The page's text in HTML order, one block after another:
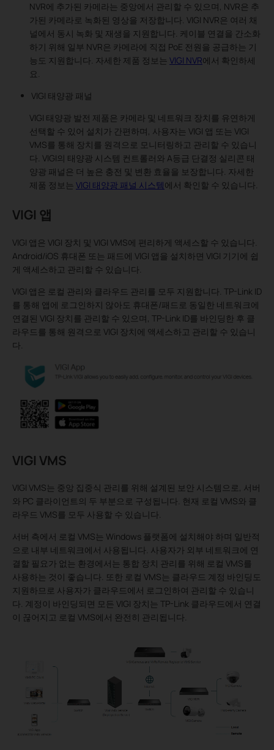
NVR에 추가된 카메라는 중앙에서 관리할 수 있으며, NVR은 추
가된 카메라로 녹화된 영상을 저장합니다. VIGI NVR은 여러 채
널에서 동시 녹화 및 재생을 지원합니다. 케이블 연결을 간소화
하기 위해 일부 NVR은 카메라에 직접 PoE 전원을 공급하는 기
능도 지원합니다. 자세한 제품 정보는 VIGI NVR에서 확인하세
요.
VIGI 태양광 패널
VIGI 태양광 발전 제품은 카메라 및 네트워크 장치를 유연하게
선택할 수 있어 설치가 간편하며, 사용자는 VIGI 앱 또는 VIGI
VMS를 통해 장치를 원격으로 모니터링하고 관리할 수 있습니
다. VIGI의 태양광 시스템 컨트롤러와 A등급 단결정 실리콘 태
양광 패널은 더 높은 충전 및 변환 효율을 보장합니다. 자세한
제품 정보는 VIGI 태양광 패널 시스템에서 확인할 수 있습니다.
VIGI 앱
VIGI 앱은 VIGI 장치 및 VIGI VMS에 편리하게 액세스할 수 있습니다.
Android/iOS 휴대폰 또는 패드에 VIGI 앱을 설치하면 VIGI 기기에 쉽
게 액세스하고 관리할 수 있습니다.
VIGI 앱은 로컬 관리와 클라우드 관리를 모두 지원합니다. TP-Link ID
를 통해 앱에 로그인하지 않아도 휴대폰/패드로 동일한 네트워크에
연결된 VIGI 장치를 관리할 수 있으며, TP-Link ID를 바인딩한 후 클
라우드를 통해 원격으로 VIGI 장치에 액세스하고 관리할 수 있습니
다.
VIGI VMS
VIGI VMS는 중앙 집중식 관리를 위해 설계된 보안 시스템으로, 서버
와 PC 클라이언트의 두 부분으로 구성됩니다. 현재 로컬 VMS와 클
라우드 VMS를 모두 사용할 수 있습니다.
서버 측에서 로컬 VMS는 Windows 플랫폼에 설치해야 하며 일반적
으로 내부 네트워크에서 사용됩니다. 사용자가 외부 네트워크에 연
결할 필요가 없는 환경에서는 통합 장치 관리를 위해 로컬 VMS를
사용하는 것이 좋습니다. 또한 로컬 VMS는 클라우드 계정 바인딩도
지원하므로 사용자가 클라우드에서 로그인하여 관리할 수 있습니
다. 계정이 바인딩되면 모든 VIGI 장치는 TP-Link 클라우드에서 연결
이 끊어지고 로컬 VMS에서 완전히 관리됩니다.